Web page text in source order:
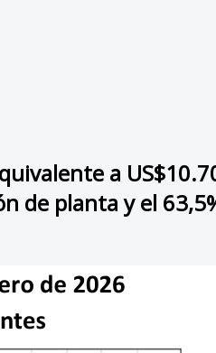
a
de planta y el